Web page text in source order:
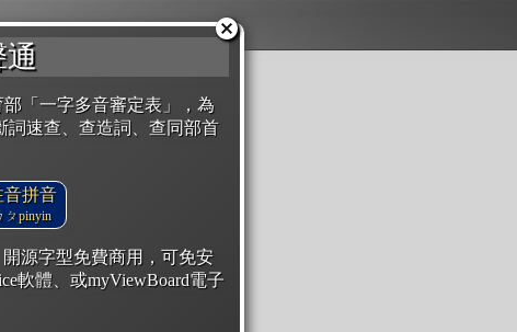
通
部「一字多音審定表」，為
詞速查、查造詞、查同部首
音拼音
ㄆpinyin
源字型免費商用，可免安
軟體、或myViewBoard電子